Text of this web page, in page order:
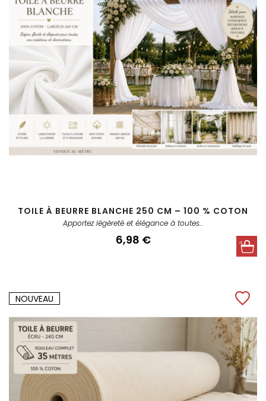
TOILE À BEURRE BLANCHE 250 CM – 100 % COTON
Apportez légèreté et élégance à toutes...
Prix
6,98 €
NOUVEAU